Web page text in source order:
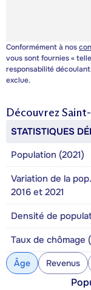
Conformément à nos
vous sont fournies «
responsabilité
exclue.
Découvrez
STATISTIQUES
Population (2021)
Variation de la
2016 et 2021
Densité de
Taux de chômage
Âge Revenus